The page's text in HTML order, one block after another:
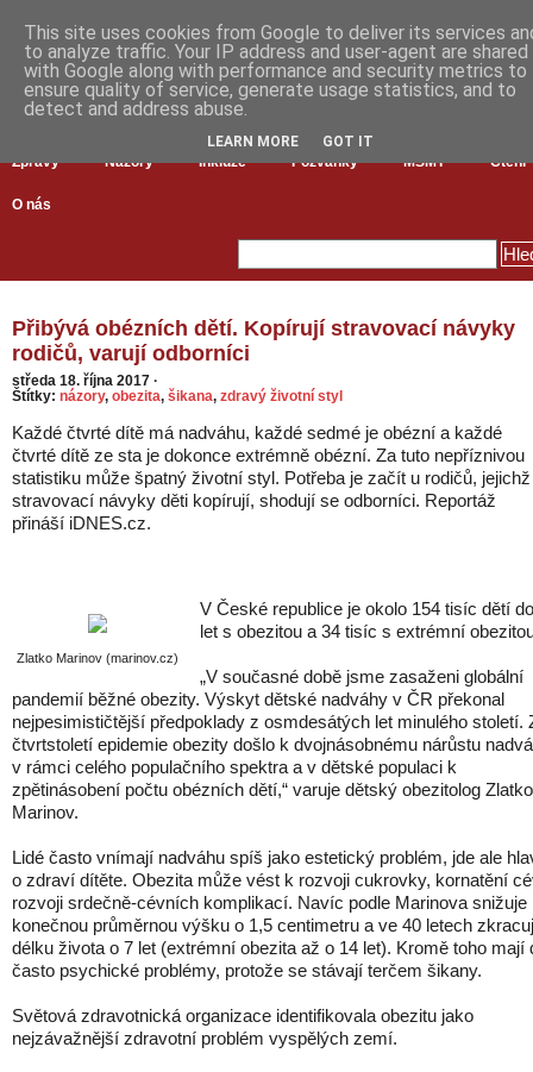
Zprávy Názory Inkluze Pozvánky MŠMT Čtení
O nás
Přibývá obézních dětí. Kopírují stravovací návyky
rodičů, varují odborníci
středa 18. října 2017 ·
Štítky: názory, obezita, šikana, zdravý životní styl
Každé čtvrté dítě má nadváhu, každé sedmé je obézní a každé
čtvrté dítě ze sta je dokonce extrémně obézní. Za tuto nepříznivou
statistiku může špatný životní styl. Potřeba je začít u rodičů, jejichž
stravovací návyky děti kopírují, shodují se odborníci. Reportáž
přináší iDNES.cz.
Zlatko Marinov (marinov.cz)
V České republice je okolo 154 tisíc dětí
let s obezitou a 34 tisíc s extrémní
„V současné době jsme zasaženi globální
pandemií běžné obezity. Výskyt dětské nadváhy v ČR překonal
nejpesimističtější předpoklady z osmdesátých let minulého století.
čtvrtstoletí epidemie obezity došlo k dvojnásobnému nárůstu
v rámci celého populačního spektra a v dětské populaci k
zpětinásobení počtu obézních dětí,“ varuje dětský obezitolog Zlatko
Marinov.
Lidé často vnímají nadváhu spíš jako estetický problém, jde ale
o zdraví dítěte. Obezita může vést k rozvoji cukrovky, kornatění
rozvoji srdečně-cévních komplikací. Navíc podle Marinova snižuje
konečnou průměrnou výšku o 1,5 centimetru a ve 40 letech
délku života o 7 let (extrémní obezita až o 14 let). Kromě toho mají
často psychické problémy, protože se stávají terčem šikany.
Světová zdravotnická organizace identifikovala obezitu jako
nejzávažnější zdravotní problém vyspělých zemí.
This site uses cookies from Google to deliver its services
to analyze traffic. Your IP address and user-agent are shared
with Google along with performance and security metrics to
ensure quality of service, generate usage statistics, and to
detect and address abuse.
LEARN MORE GOT IT